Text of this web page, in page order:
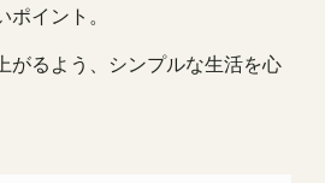
イント。
がるよう、シンプルな生活を心